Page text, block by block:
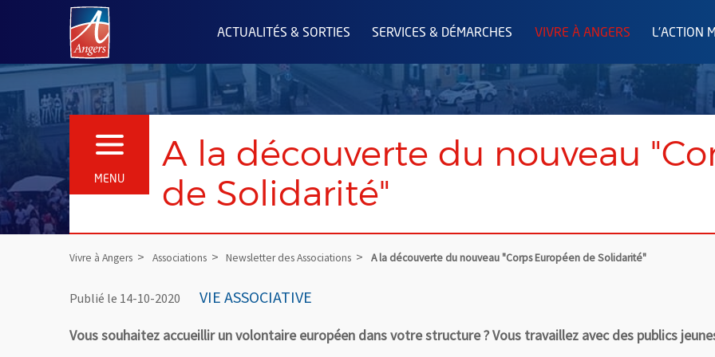
Angers.fr : Retour à l'accueil
ACTUALITÉS & SORTIES SERVICES & DÉMARCHES VIVRE À ANGERS L'ACTION
MENU
OUVRIR LE MENU
A la découverte du nouveau
de Solidarité"
Vivre à Angers Associations Newsletter des Associations A la découverte du nouveau "Corps Européen de Solidarité"
Publié le 14-10-2020 VIE ASSOCIATIVE
Vous souhaitez accueillir un volontaire européen dans votre structure ? Vous travaillez avec des publics